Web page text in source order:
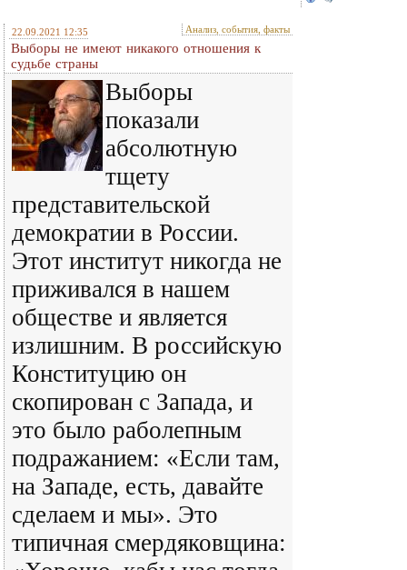
22.09.2021 12:35 Анализ, события, факты
Выборы не имеют никакого отношения к
судьбе страны
Выборы
показали
абсолютную
тщету
представительской
демократии в России.
Этот институт никогда не
приживался в нашем
обществе и является
излишним. В российскую
Конституцию он
скопирован с Запада, и
это было раболепным
подражанием: «Если там,
на Западе, есть, давайте
сделаем и мы». Это
типичная смердяковщина: